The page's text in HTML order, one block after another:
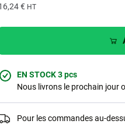
€ HT
EN STOCK 3 pcs
Nous livrons le prochain jour
Pour les commandes au-